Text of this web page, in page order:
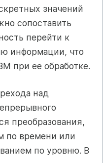
значений
сопоставить
перейти к
информации, что
при ее обработке.
над
преобразования,
по времени или
по уровню. В